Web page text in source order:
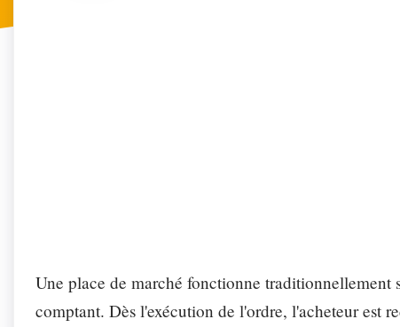
Une place de marché fonctionne traditionnellement
comptant. Dès l'exécution de l'ordre, l'acheteur est